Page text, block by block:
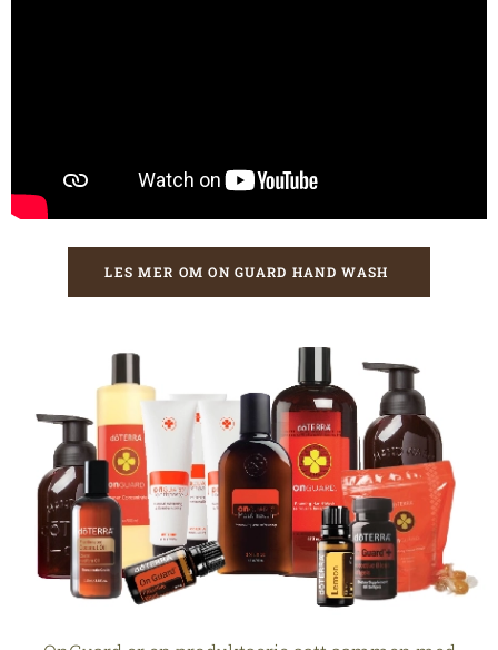
LES MER OM ON GUARD HAND WASH